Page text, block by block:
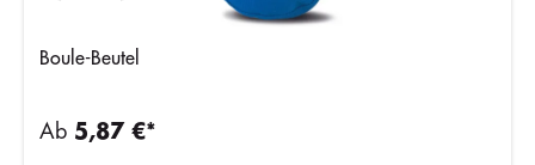
Boule-Beutel
Ab 5,87 €*